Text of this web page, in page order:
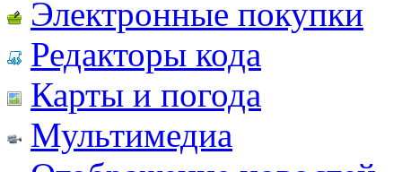
Электронные покупки
Редакторы кода
Карты и погода
Мультимедиа